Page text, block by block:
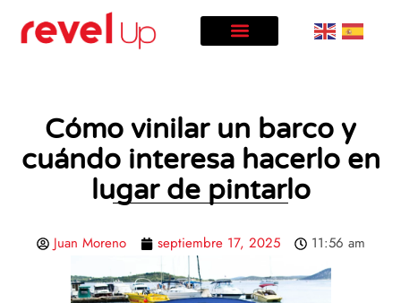
Cómo vinilar un barco y
cuándo interesa hacerlo en
lugar de pintarlo
Juan Moreno septiembre 17, 2025 11:56 am